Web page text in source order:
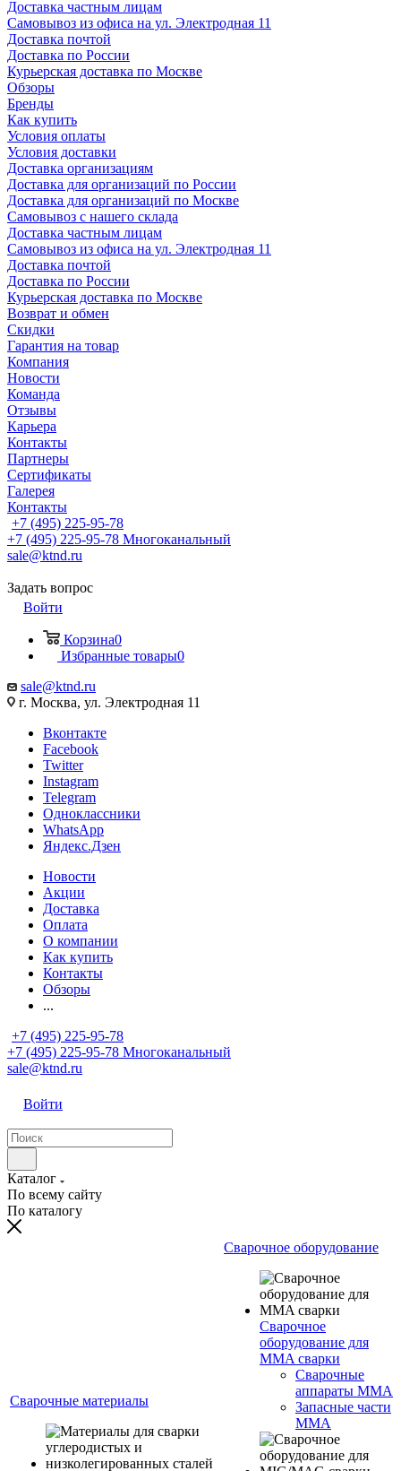
Доставка частным лицам
Самовывоз из офиса на ул. Электродная 11
Доставка почтой
Доставка по России
Курьерская доставка по Москве
Обзоры
Бренды
Как купить
Условия оплаты
Условия доставки
Доставка организациям
Доставка для организаций по России
Доставка для организаций по Москве
Самовывоз с нашего склада
Доставка частным лицам
Самовывоз из офиса на ул. Электродная 11
Доставка почтой
Доставка по России
Курьерская доставка по Москве
Возврат и обмен
Скидки
Гарантия на товар
Компания
Новости
Команда
Отзывы
Карьера
Контакты
Партнеры
Сертификаты
Галерея
Контакты
+7 (495) 225-95-78
+7 (495) 225-95-78 Многоканальный
sale@ktnd.ru
Задать вопрос
Войти
Корзина0
Избранные товары0
sale@ktnd.ru
г. Москва, ул. Электродная 11
Вконтакте
Facebook
Twitter
Instagram
Telegram
Одноклассники
WhatsApp
Яндекс.Дзен
Новости
Акции
Доставка
Оплата
О компании
Как купить
Контакты
Обзоры
...
+7 (495) 225-95-78
+7 (495) 225-95-78 Многоканальный
sale@ktnd.ru
Войти
Каталог
По всему сайту
По каталогу
Сварочные материалы
Сварочное оборудование
Сварочное
оборудование для
MMA сварки
Сварочные
аппараты MMA
Запасные части
MMA